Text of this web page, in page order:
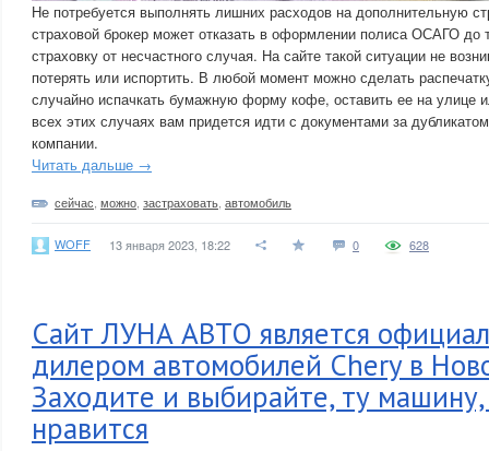
Не потребуется выполнять лишних расходов на дополнительную
страховой брокер может отказать в оформлении полиса ОСАГО до
страховку от несчастного случая. На сайте такой ситуации не
потерять или испортить. В любой момент можно сделать
случайно испачкать бумажную форму кофе, оставить ее на улице
всех этих случаях вам придется идти с документами за
компании.
Читать дальше →
сейчас можно застраховать автомобиль
WOFF 13 января 2023, 18:22 0 628
Сайт ЛУНА АВТО является
дилером автомобилей Chery в
Заходите и выбирайте, ту
нравится